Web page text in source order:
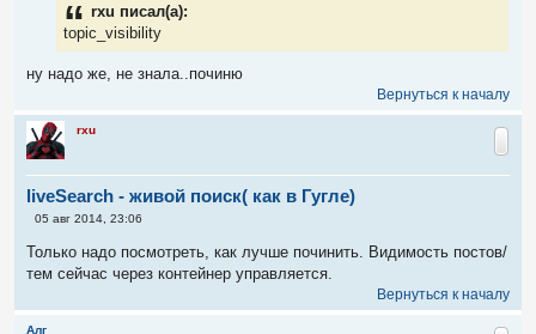
е
rxu писал(а):
topic_visibility
ну надо же, не знала..починю
Вернуться к началу
rxu
liveSearch - живой поиск( как в Гугле)
С
о
б
щ
05 авг 2014, 23:06
Только надо посмотреть, как лучше починить. Видимость постов/
тем сейчас через контейнер управляется.
Вернуться к началу
Алг